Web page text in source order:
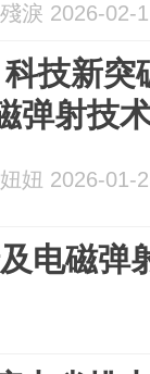
淚 2026-02-
科技新突
弹射技
妞 2026-01-
电磁弹